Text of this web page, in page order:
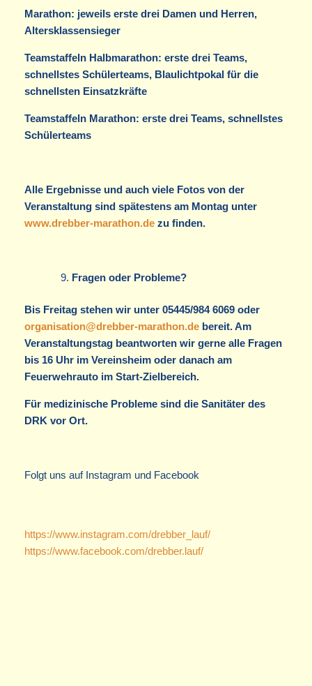
Marathon: jeweils erste drei Damen und Herren,
Altersklassensieger
Teamstaffeln Halbmarathon: erste drei Teams,
schnellstes Schülerteams, Blaulichtpokal für die
schnellsten Einsatzkräfte
Teamstaffeln Marathon: erste drei Teams, schnellstes
Schülerteams
Alle Ergebnisse und auch viele Fotos von der
Veranstaltung sind spätestens am Montag unter
www.drebber-marathon.de zu finden.
Fragen oder Probleme?
Bis Freitag stehen wir unter 05445/984 6069 oder
organisation@drebber-marathon.de bereit. Am
Veranstaltungstag beantworten wir gerne alle Fragen
bis 16 Uhr im Vereinsheim oder danach am
Feuerwehrauto im Start-Zielbereich.
Für medizinische Probleme sind die Sanitäter des
DRK vor Ort.
Folgt uns auf Instagram und Facebook
https://www.instagram.com/drebber_lauf/
https://www.facebook.com/drebber.lauf/